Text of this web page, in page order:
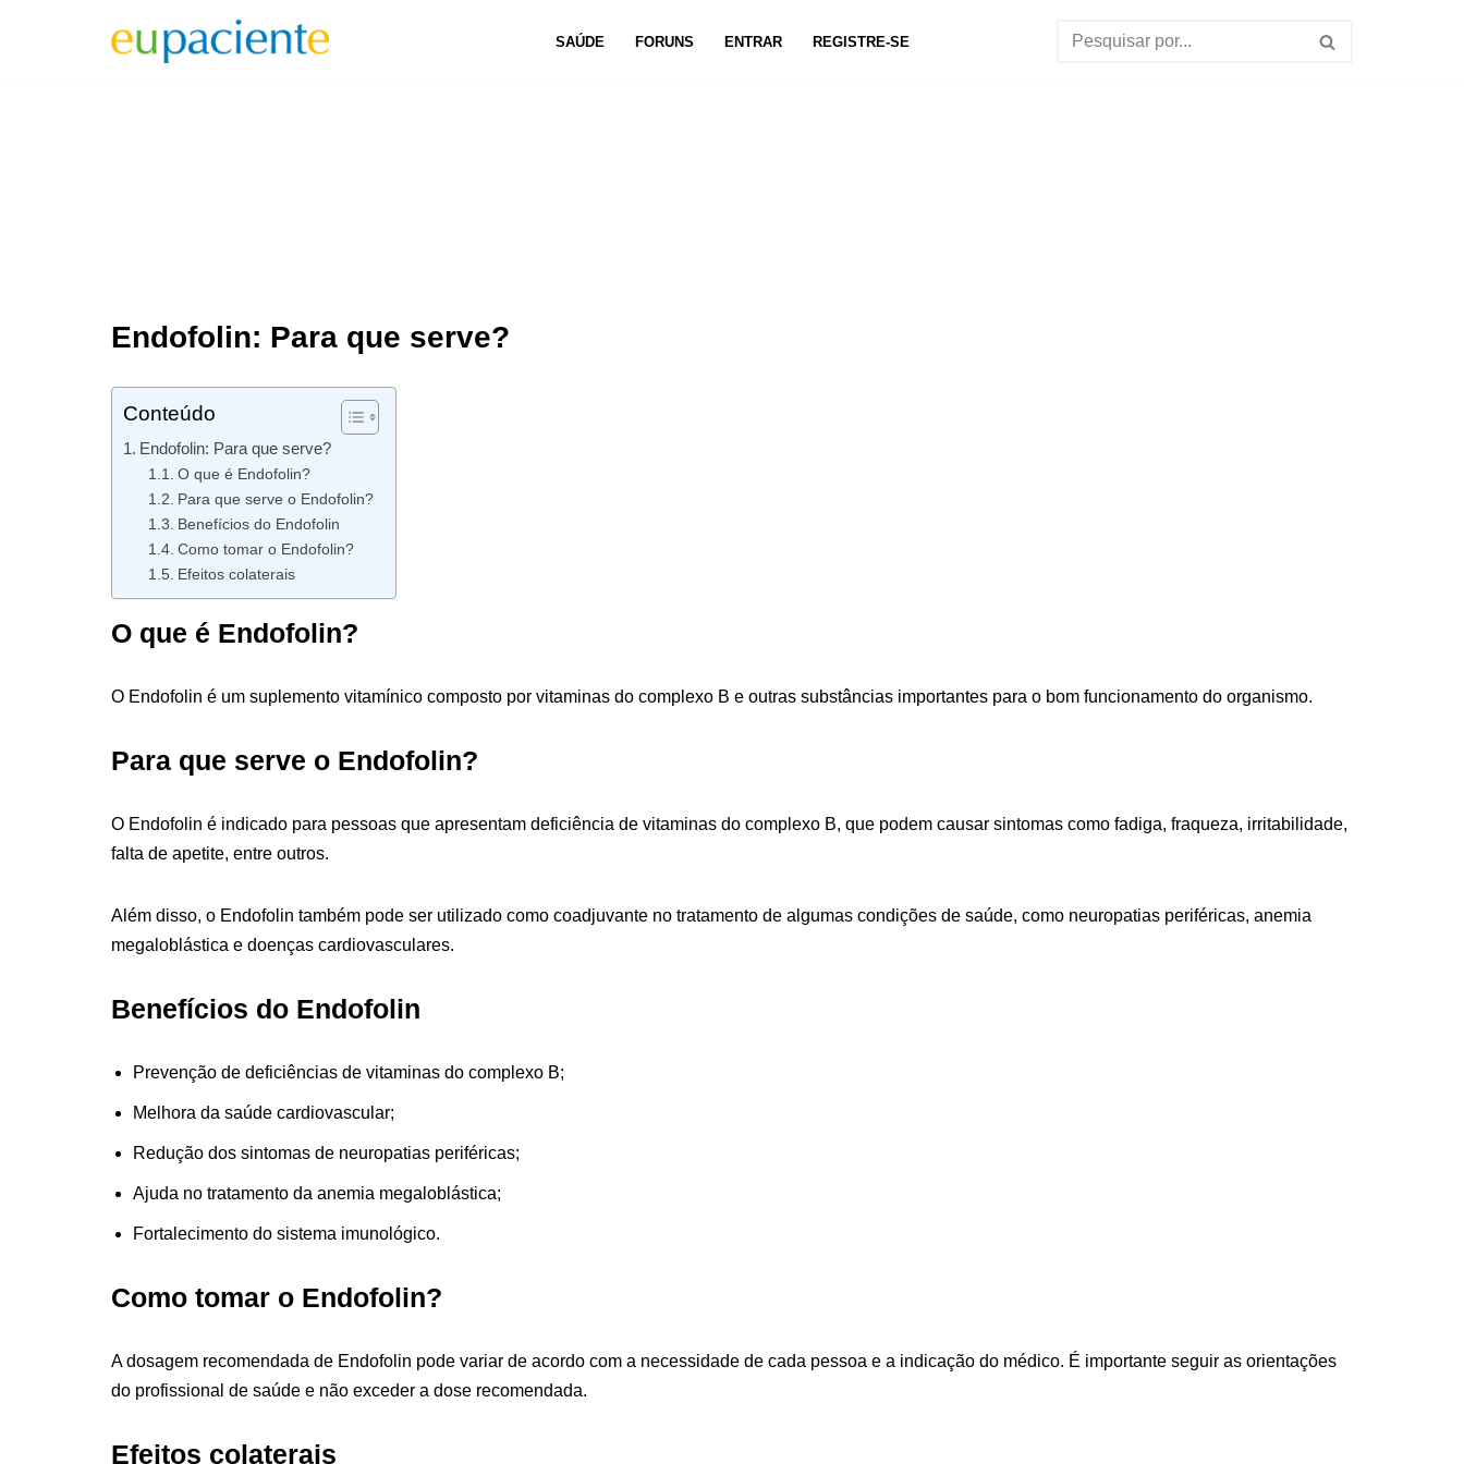
SAÚDE FORUNS ENTRAR REGISTRE-SE
Endofolin: Para que serve?
Conteúdo
Endofolin: Para que serve?
O que é Endofolin?
Para que serve o Endofolin?
Benefícios do Endofolin
Como tomar o Endofolin?
Efeitos colaterais
O que é Endofolin?
O Endofolin é um suplemento vitamínico composto por vitaminas do complexo B e outras substâncias importantes para o bom funcionamento do organismo.
Para que serve o Endofolin?
O Endofolin é indicado para pessoas que apresentam deficiência de vitaminas do complexo B, que podem causar sintomas como fadiga, fraqueza, irritabilidade,
falta de apetite, entre outros.
Além disso, o Endofolin também pode ser utilizado como coadjuvante no tratamento de algumas condições de saúde, como neuropatias periféricas, anemia
megaloblástica e doenças cardiovasculares.
Benefícios do Endofolin
Prevenção de deficiências de vitaminas do complexo B;
Melhora da saúde cardiovascular;
Redução dos sintomas de neuropatias periféricas;
Ajuda no tratamento da anemia megaloblástica;
Fortalecimento do sistema imunológico.
Como tomar o Endofolin?
A dosagem recomendada de Endofolin pode variar de acordo com a necessidade de cada pessoa e a indicação do médico. É importante seguir as orientações
do profissional de saúde e não exceder a dose recomendada.
Efeitos colaterais